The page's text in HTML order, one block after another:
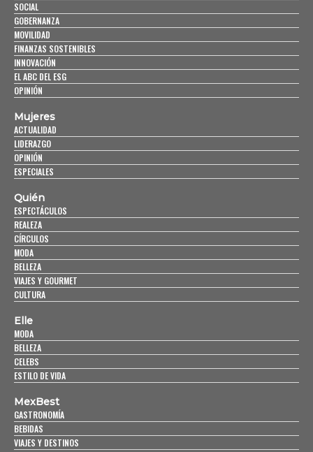
SOCIAL
GOBERNANZA
MOVILIDAD
FINANZAS SOSTENIBLES
INNOVACIÓN
EL ABC DEL ESG
OPINIÓN
Mujeres
ACTUALIDAD
LIDERAZGO
OPINIÓN
ESPECIALES
Quién
ESPECTÁCULOS
REALEZA
CÍRCULOS
MODA
BELLEZA
VIAJES Y GOURMET
CULTURA
Elle
MODA
BELLEZA
CELEBS
ESTILO DE VIDA
MexBest
GASTRONOMÍA
BEBIDAS
VIAJES Y DESTINOS